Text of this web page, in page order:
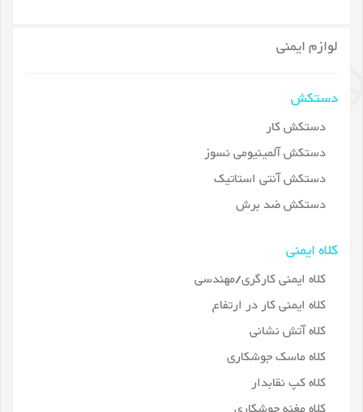
لوازم ایمنی
دستکش
دستکش کار
دستکش آلمینیومی نسوز
دستکش آنتی استاتیک
دستکش ضد برش
کلاه ایمنی
کلاه ایمنی کارگری/مهندسی
کلاه ایمنی کار در ارتفاع
کلاه آتش نشانی
کلاه ماسک جوشکاری
کلاه کپ نقابدار